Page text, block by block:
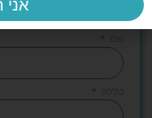
טלפון